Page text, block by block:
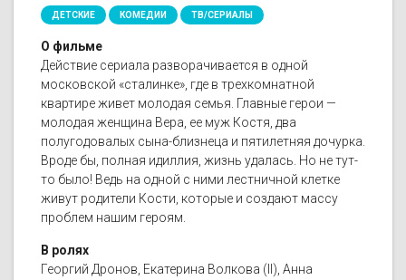
ДЕТСКИЕ КОМЕДИИ ТВ/СЕРИАЛЫ
О фильме
Действие сериала разворачивается в одной
московской «сталинке», где в трехкомнатной
квартире живет молодая семья. Главные герои —
молодая женщина Вера, ее муж Костя, два
полугодовалых сына-близнеца и пятилетняя дочурка.
Вроде бы, полная идиллия, жизнь удалась. Но не тут-
то было! Ведь на одной с ними лестничной клетке
живут родители Кости, которые и создают массу
проблем нашим героям.
В ролях
Георгий Дронов, Екатерина Волкова (II), Анна